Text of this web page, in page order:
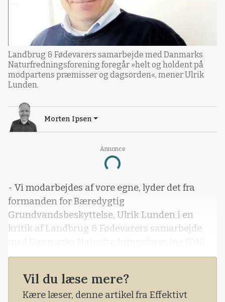
Annonce
Loading...
Landbrug & Fødevarers samarbejde med Danmarks
Naturfredningsforening foregår »helt og holdent på
modpartens præmisser og dagsorden«, mener Ulrik
Lunden.
Morten Ipsen
- Vi modarbejdes af vore egne, lyder det fra
formanden for Bæredygtig
Grundvandsbeskyttelse, Ulrik Lunden i en
kritik af Landbrug & Fødevarers samarbejde
Vil du læse mere?
Kære læser, denne artikel fra Effektivt